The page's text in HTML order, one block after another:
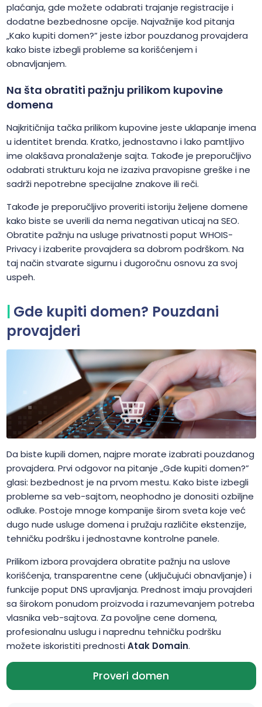
plaćanja, gde možete odabrati trajanje registracije i
dodatne bezbednosne opcije. Najvažnije kod pitanja
„Kako kupiti domen?” jeste izbor pouzdanog provajdera
kako biste izbegli probleme sa korišćenjem i
obnavljanjem.
Na šta obratiti pažnju prilikom kupovine
domena
Najkritičnija tačka prilikom kupovine jeste uklapanje imena
u identitet brenda. Kratko, jednostavno i lako pamtljivo
ime olakšava pronalaženje sajta. Takođe je preporučljivo
odabrati strukturu koja ne izaziva pravopisne greške i ne
sadrži nepotrebne specijalne znakove ili reči.
Takođe je preporučljivo proveriti istoriju željene domene
kako biste se uverili da nema negativan uticaj na SEO.
Obratite pažnju na usluge privatnosti poput WHOIS-
Privacy i izaberite provajdera sa dobrom podrškom. Na
taj način stvarate sigurnu i dugoročnu osnovu za svoj
uspeh.
Gde kupiti domen? Pouzdani
provajderi
Da biste kupili domen, najpre morate izabrati pouzdanog
provajdera. Prvi odgovor na pitanje „Gde kupiti domen?”
glasi: bezbednost je na prvom mestu. Kako biste izbegli
probleme sa veb-sajtom, neophodno je donositi ozbiljne
odluke. Postoje mnoge kompanije širom sveta koje već
dugo nude usluge domena i pružaju različite ekstenzije,
tehničku podršku i jednostavne kontrolne panele.
Prilikom izbora provajdera obratite pažnju na uslove
korišćenja, transparentne cene (uključujući obnavljanje) i
funkcije poput DNS upravljanja. Prednost imaju provajderi
sa širokom ponudom proizvoda i razumevanjem potreba
vlasnika veb-sajtova. Za povoljne cene domena,
profesionalnu uslugu i naprednu tehničku podršku
možete iskoristiti prednostiAtak Domain.
Proveri domen